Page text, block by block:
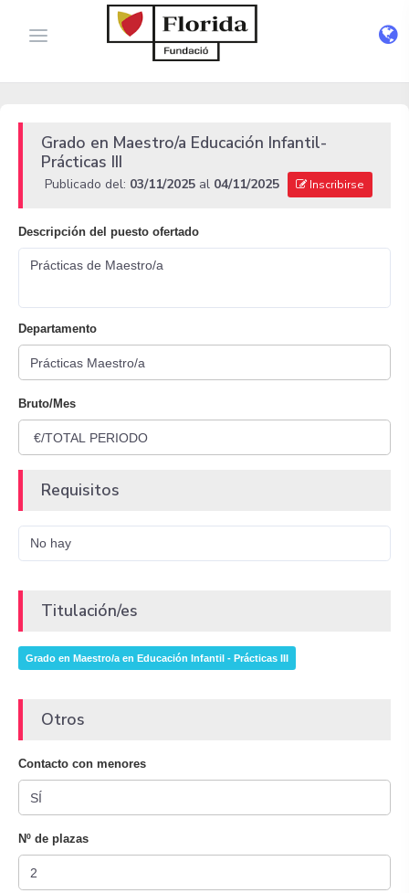
Grado en Maestro/a Educación Infantil-
Prácticas III
Publicado del: 03/11/2025 al 04/11/2025 Inscribirse
Descripción del puesto ofertado
Prácticas de Maestro/a
Departamento
Bruto/Mes
Requisitos
No hay
Titulación/es
Grado en Maestro/a en Educación Infantil - Prácticas III
Otros
Contacto con menores
Nº de plazas